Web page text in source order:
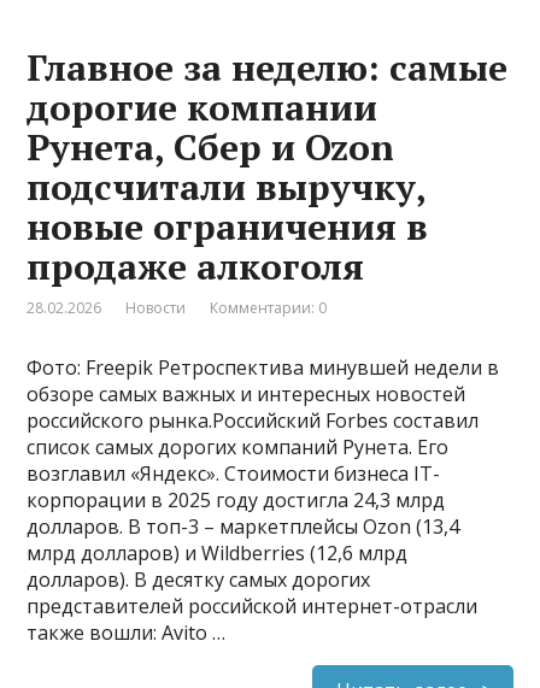
Главное за неделю: самые
дорогие компании
Рунета, Сбер и Ozon
подсчитали выручку,
новые ограничения в
продаже алкоголя
28.02.2026 Новости Комментарии: 0
Фото: Freepik Ретроспектива минувшей недели в
обзоре самых важных и интересных новостей
российского рынка.Российский Forbes составил
список самых дорогих компаний Рунета. Его
возглавил «Яндекс». Стоимости бизнеса IT-
корпорации в 2025 году достигла 24,3 млрд
долларов. В топ-3 – маркетплейсы Ozon (13,4
млрд долларов) и Wildberries (12,6 млрд
долларов). В десятку самых дорогих
представителей российской интернет-отрасли
также вошли: Avito …